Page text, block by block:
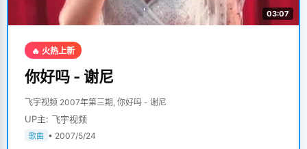
03:07
🔥 火热上新
你好吗 - 谢尼
飞宇视频 2007年第三期, 你好吗 - 谢尼
UP主: 飞宇视频
歌曲 • 2007/5/24